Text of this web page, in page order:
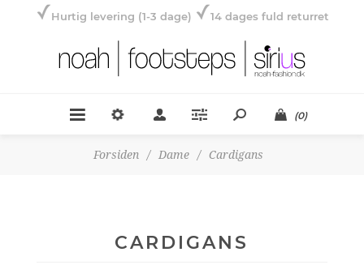
Hurtig levering (1-3 dage) 14 dages fuld returret
(0)
Forsiden / Dame / Cardigans
CARDIGANS